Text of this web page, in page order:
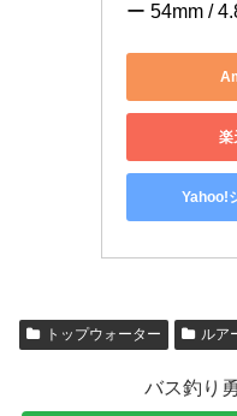
ー 54mm /
楽
Yahoo!
トップウォーター ルア
バス釣り